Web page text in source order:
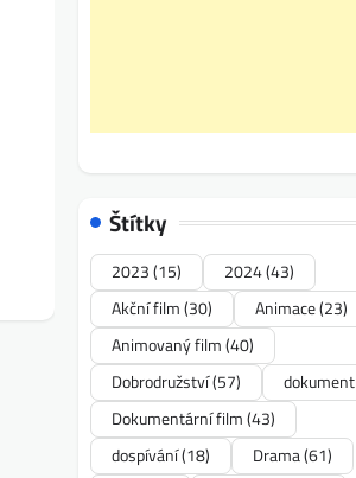
Štítky
2023(15) 2024(43)
Akční film(30) Animace(23)
Animovaný film(40)
Dobrodružství(57) dokument
Dokumentární film(43)
dospívání(18) Drama(61)